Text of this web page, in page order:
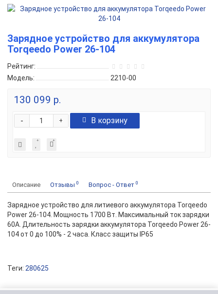
Зарядное устройство для аккумулятора
Torqeedo Power 26-104
Рейтинг:
Модель:
2210-00
130 099 р.
+
- В корзину
Описание Отзывы 0 Вопрос - Ответ 0
Зарядное устройство для литиевого аккумулятора Torqeedo
Power 26-104. Мощность 1700 Вт. Максимальный ток зарядки
60А. Длительность зарядки аккумулятора Torqeedo Power 26-
104 от 0 до 100% - 2 часа. Класс защиты IP65
Теги: 280625